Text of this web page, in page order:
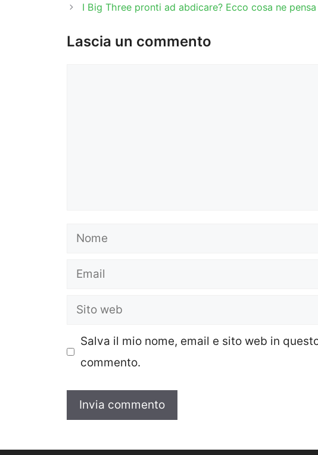
I Big Three pronti ad abdicare? Ecco cosa ne
Lascia un commento
Nome
Email
Sito
Salva il mio nome, email e sito web in
commento.